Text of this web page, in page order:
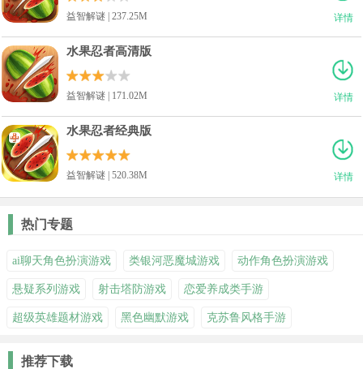
详情
益智解谜 | 237.25M
详情
水果忍者高清版
益智解谜 | 171.02M
详情
水果忍者经典版
益智解谜 | 520.38M
热门专题
ai聊天角色扮演游戏 类银河恶魔城游戏 动作角色扮演游戏
悬疑系列游戏 射击塔防游戏 恋爱养成类手游
超级英雄题材游戏 黑色幽默游戏 克苏鲁风格手游
推荐下载